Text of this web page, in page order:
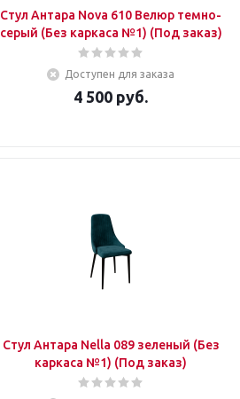
Стул Антара Nova 610 Велюр темно-
серый (Без каркаса №1) (Под заказ)
Доступен для заказа
4 500 руб.
Стул Антара Nella 089 зеленый (Без
каркаса №1) (Под заказ)